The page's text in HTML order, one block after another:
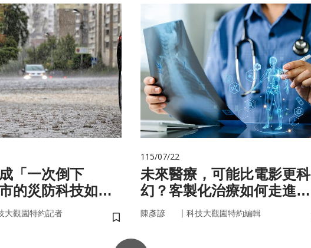
「一次倒下
的災防科技如何
大觀園特約記者
儲存書籤
115/07/22
未來醫療，可能比電影更科
幻？客製化治療如何走進真
實世界
陳彥諺 ｜ 科技大觀園特約編輯